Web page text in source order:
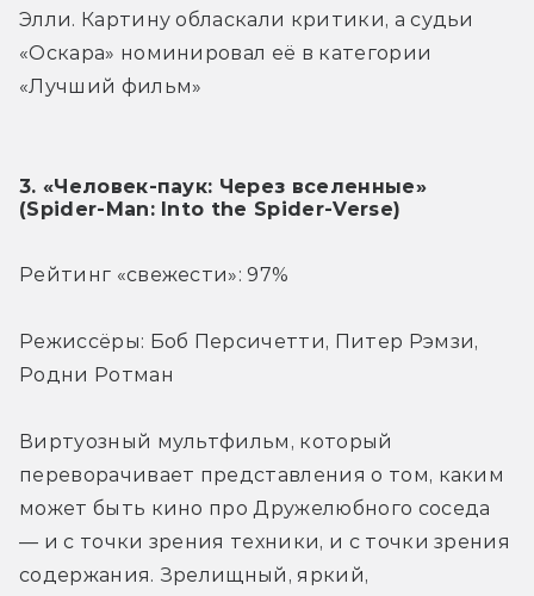
Элли. Картину обласкали критики, а судьи
«Оскара» номинировал её в категории
«Лучший фильм»
3. «Человек-паук: Через вселенные»
(Spider-Man: Into the Spider-Verse)
Рейтинг «свежести»: 97%
Режиссёры: Боб Персичетти, Питер Рэмзи,
Родни Ротман
Виртуозный мультфильм, который
переворачивает представления о том, каким
может быть кино про Дружелюбного соседа
— и с точки зрения техники, и с точки зрения
содержания. Зрелищный, яркий,